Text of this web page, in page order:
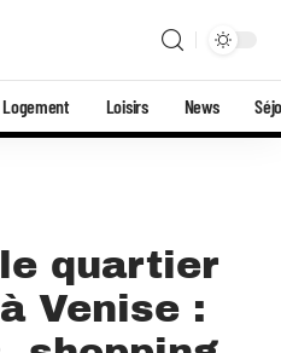
Logement Loisirs News
quartier
Venise :